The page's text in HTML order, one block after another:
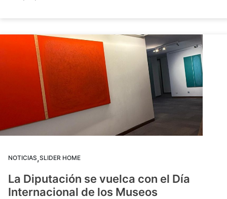
NOTICIAS,SLIDER HOME
La Diputación se vuelca con el Día
Internacional de los Museos